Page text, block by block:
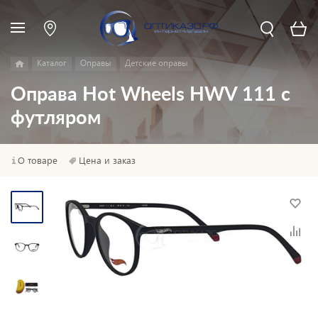
Каталог Оправы Детские оправы
Оправа Hot Wheels HWV 111 с
футляром
О товаре Цена и заказ